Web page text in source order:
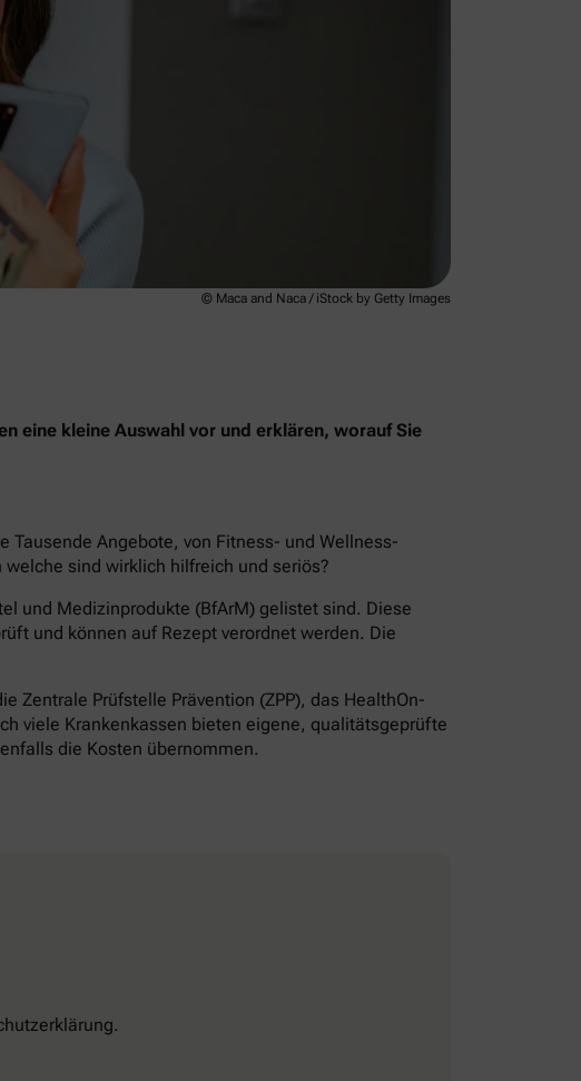
© Maca and Naca / iStock by Getty Images
eine kleine Auswahl vor und erklären, worauf Sie
Tausende Angebote, von Fitness- und Wellness-
sind wirklich hilfreich und seriös?
und Medizinprodukte (BfArM) gelistet sind. Diese
und können auf Rezept verordnet werden. Die
Zentrale Prüfstelle Prävention (ZPP), das HealthOn-
viele Krankenkassen bieten eigene, qualitätsgeprüfte
die Kosten übernommen.